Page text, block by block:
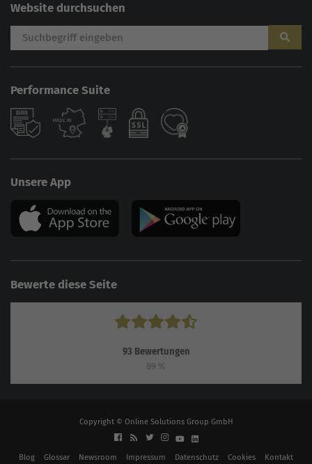
Website durchsuchen
Performance Suite
Unsere App
Bewerte diese Seite
93 Bewertungen
89 %
Copyright © Online Solutions Group GmbH
Blog Glossar Newsroom Impressum Datenschutz Cookies Kontakt